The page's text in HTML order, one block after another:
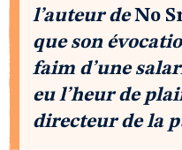
l’auteur deNo
que son
faim d’une
eu l’heur de
directeur de la